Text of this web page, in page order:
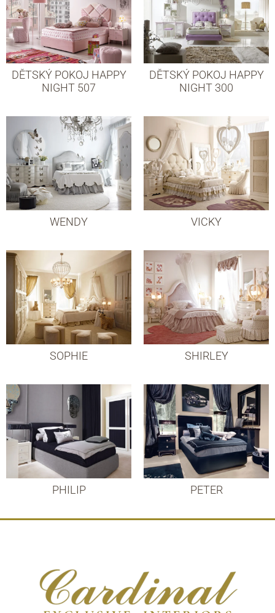
DĚTSKÝ POKOJ HAPPY
NIGHT 507
DĚTSKÝ POKOJ HAPPY
NIGHT 300
WENDY VICKY
SOPHIE SHIRLEY
PHILIP PETER